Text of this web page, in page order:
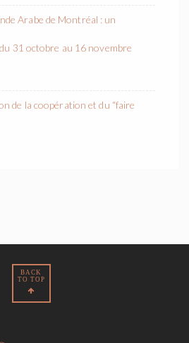
Arabe de Montréal : un
31 octobre au 16 novembre
de la coopération et du “faire
BACK
TO TOP